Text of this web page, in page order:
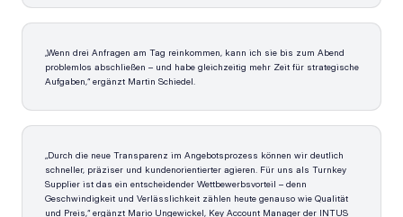
„Wenn drei Anfragen am Tag reinkommen, kann ich sie bis zum Abend
problemlos abschließen – und habe gleichzeitig mehr Zeit für strategische
Aufgaben,“ ergänzt Martin Schiedel.
„Durch die neue Transparenz im Angebotsprozess können wir deutlich
schneller, präziser und kundenorientierter agieren. Für uns als Turnkey
Supplier ist das ein entscheidender Wettbewerbsvorteil – denn
Geschwindigkeit und Verlässlichkeit zählen heute genauso wie Qualität
und Preis,“ ergänzt Mario Ungewickel, Key Account Manager der INTUS